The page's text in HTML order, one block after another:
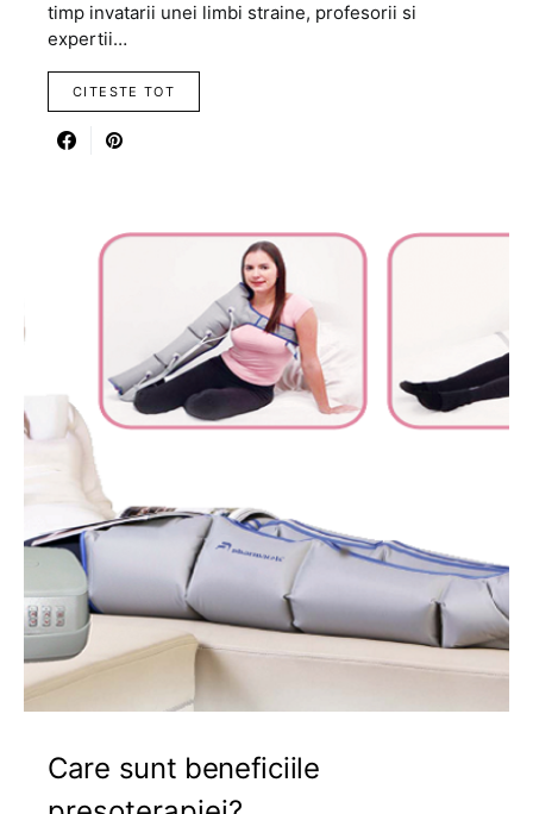
timp invatarii unei limbi straine, profesorii si
expertii…
CITESTE TOT
Care sunt beneficiile